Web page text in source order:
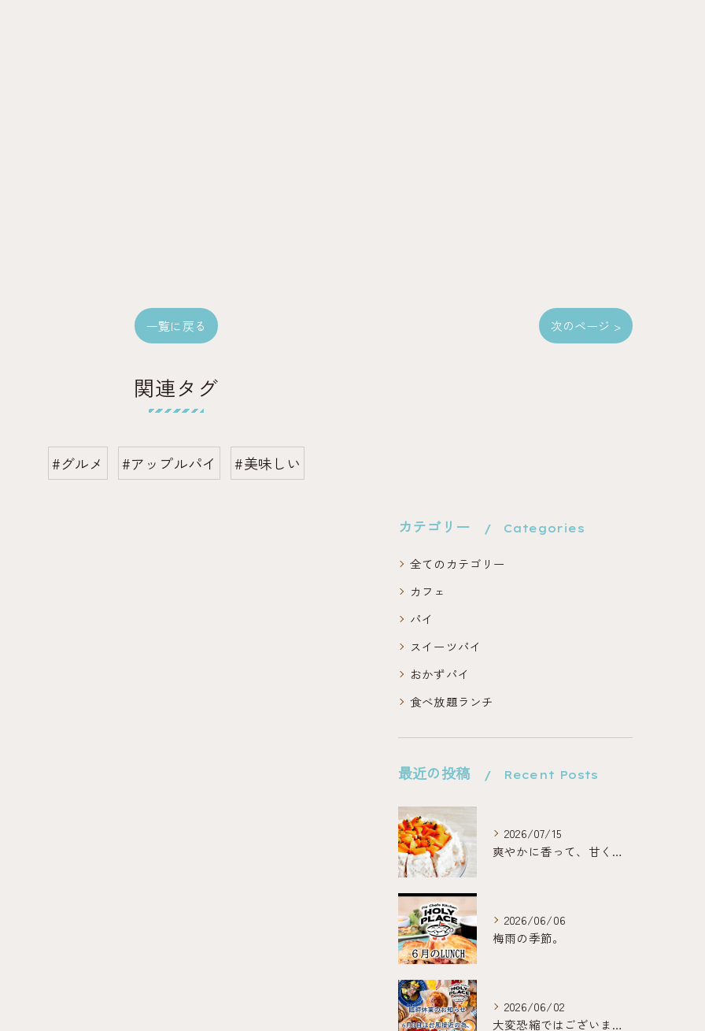
一覧に戻る 次のページ >
関連タグ
#グルメ #アップルパイ #美味しい
カテゴリー Categories
全てのカテゴリー
カフェ
パイ
スイーツパイ
おかずパイ
食べ放題ランチ
最近の投稿 Recent Posts
2026/07/15
爽やかに香って、甘くほどける。
2026/06/06
梅雨の季節。
2026/06/02
大変恐縮ではございますが、